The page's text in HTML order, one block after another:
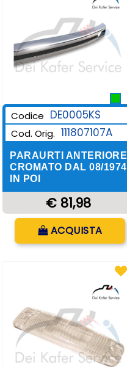
Codice DE0005KS
Cod. Orig. 111807107A
PARAURTI ANTERIORE
CROMATO DAL 08/1974
IN POI
€ 81,98
ACQUISTA